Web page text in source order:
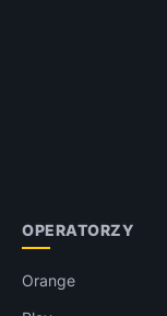
OPERATORZY
Orange